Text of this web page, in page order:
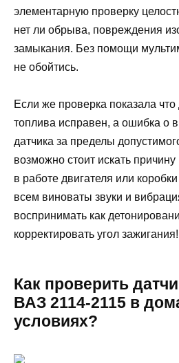
элементарную проверку
нет ли обрыва, повреждения
замыкания. Без помощи
не обойтись.
Если же проверка показала что
топлива исправен, а ошибка о
датчика за пределы
возможно стоит искать
в работе двигателя или
всем виноваты звуки и
воспринимать как
корректировать угол зажигания!
Как проверить
ВАЗ 2114-2115 в
условиях?